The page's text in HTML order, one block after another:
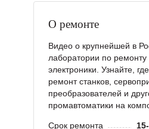
О ремонте
Видео о крупнейшей в
лаборатории по
электроники. Узнайте,
ремонт станков,
преобразователей и
промавтоматики на
Срок ремонта